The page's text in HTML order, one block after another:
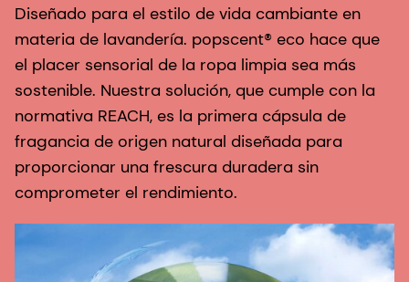
Diseñado para el estilo de vida cambiante en
materia de lavandería. popscent® eco hace que
el placer sensorial de la ropa limpia sea más
sostenible. Nuestra solución, que cumple con la
normativa REACH, es la primera cápsula de
fragancia de origen natural diseñada para
proporcionar una frescura duradera sin
comprometer el rendimiento.